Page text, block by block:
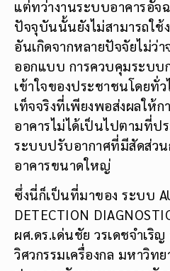
แต่ทว่างานระบบอาคารอัจ
ปัจจุบันนั้นยังไม่สามารถใช้
อันเกิดจากหลายปัจจัยไม่ว่
ออกแบบ การควบคุมระบบ
เข้าใจของประชาชนโดยทั่
เท็จจริงที่เพียงพอส่งผลให้
อาคารไม่ได้เป็นไปตามที่ป
ระบบปรับอากาศที่มีสัดส่วน
อาคารขนาดใหญ่
ซึ่งนี่ก็เป็นที่มาของ ระบบ
DETECTION
ผศ.ดร.เด่นชัย วรเดชจำเริ
วิศวกรรมเครื่องกล มหาวิ